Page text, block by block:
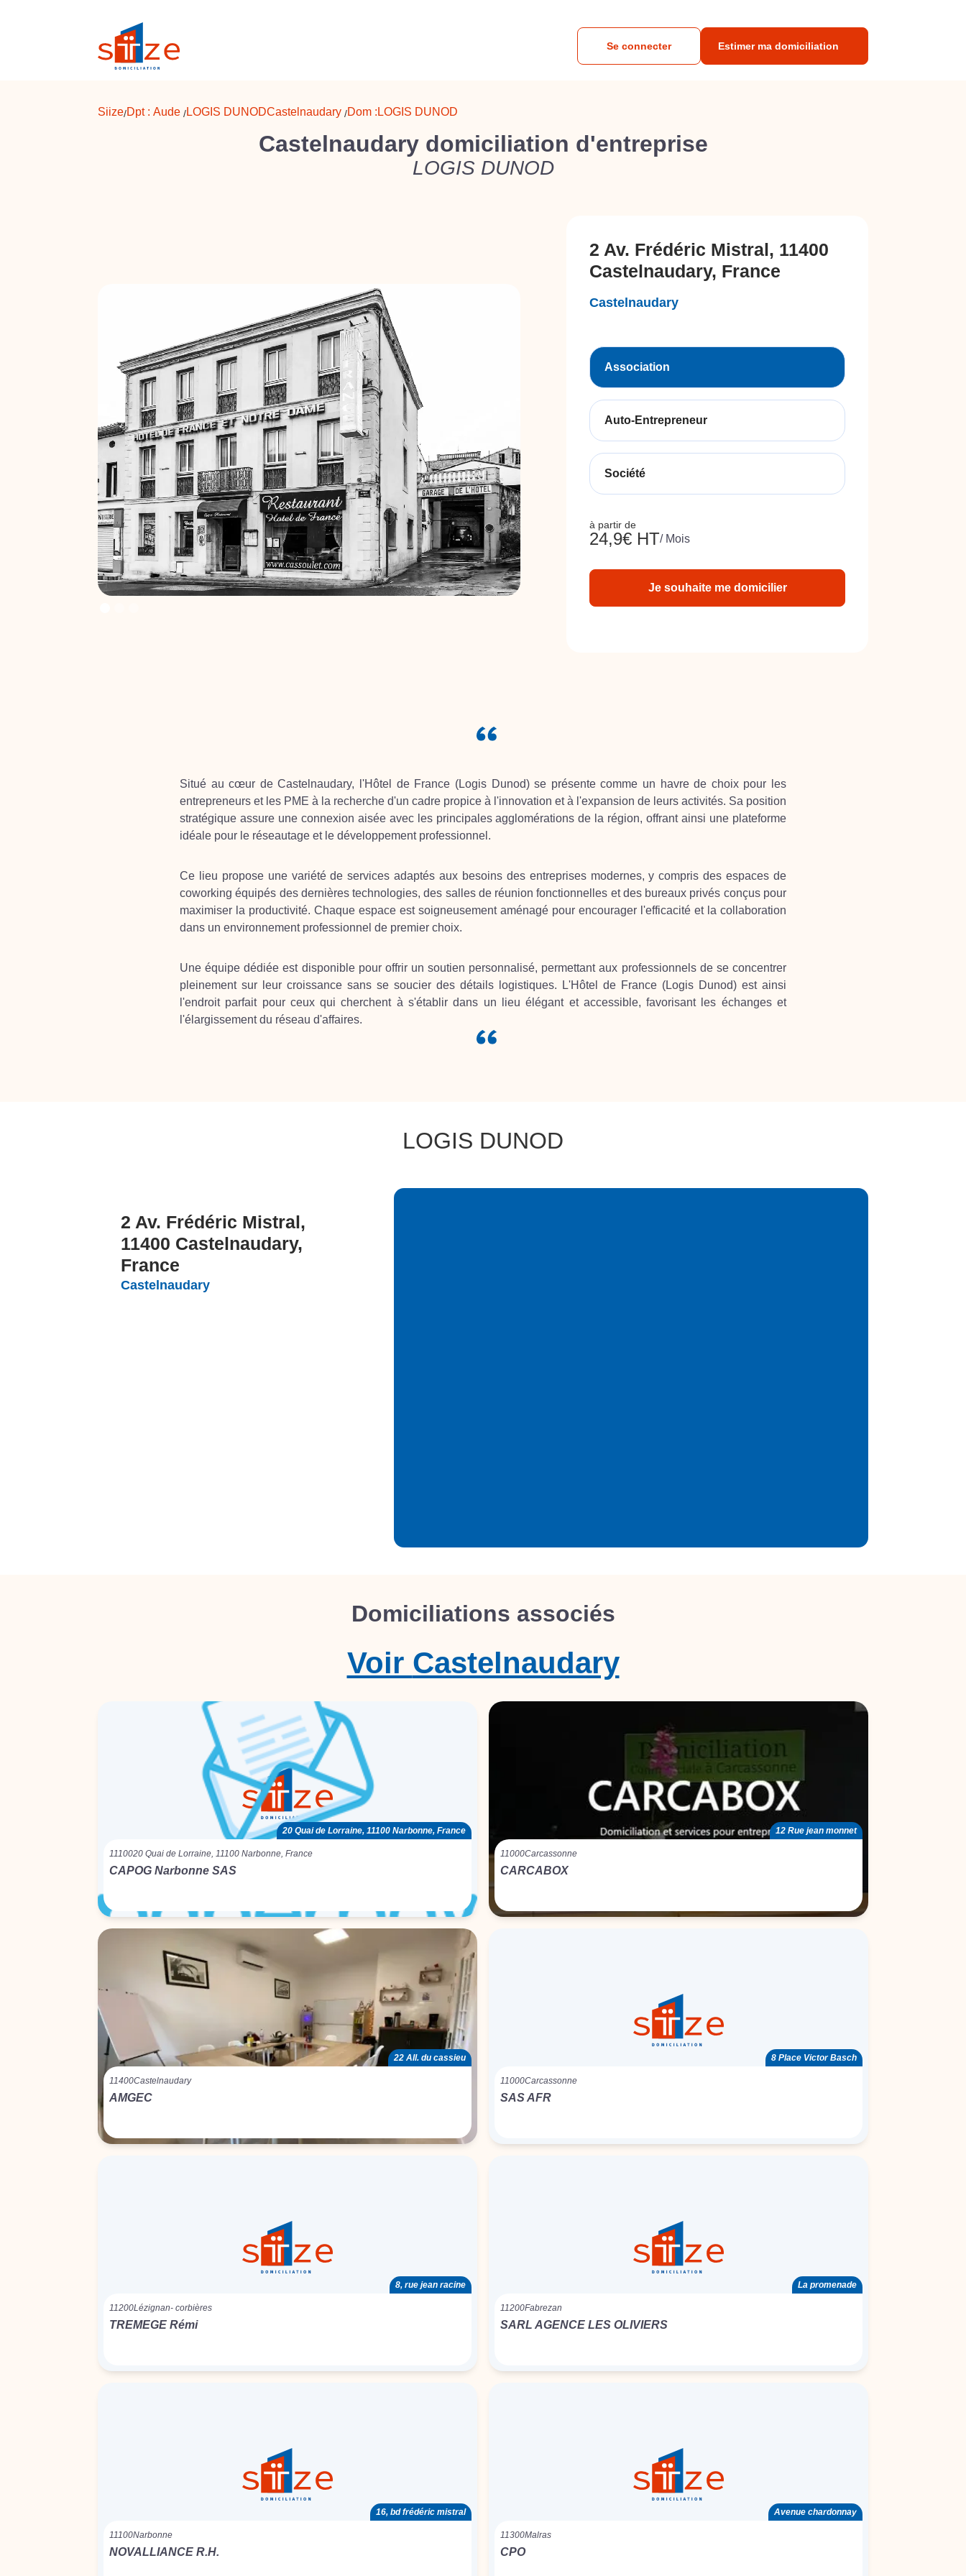
Se connecter Estimer ma domiciliation
Siize/Dpt : Aude /LOGIS DUNODCastelnaudary /Dom : LOGIS DUNOD
Castelnaudary domiciliation d'entreprise
LOGIS DUNOD
2 Av. Frédéric Mistral, 11400
Castelnaudary, France
Castelnaudary
Association
Auto-Entrepreneur
Société
à partir de
24,9€ HT/ Mois
Je souhaite me domicilier
Situé au cœur de Castelnaudary, l'Hôtel de France (Logis Dunod) se présente comme un havre de choix pour les
entrepreneurs et les PME à la recherche d'un cadre propice à l'innovation et à l'expansion de leurs activités. Sa position
stratégique assure une connexion aisée avec les principales agglomérations de la région, offrant ainsi une plateforme
idéale pour le réseautage et le développement professionnel.
Ce lieu propose une variété de services adaptés aux besoins des entreprises modernes, y compris des espaces de
coworking équipés des dernières technologies, des salles de réunion fonctionnelles et des bureaux privés conçus pour
maximiser la productivité. Chaque espace est soigneusement aménagé pour encourager l'efficacité et la collaboration
dans un environnement professionnel de premier choix.
Une équipe dédiée est disponible pour offrir un soutien personnalisé, permettant aux professionnels de se concentrer
pleinement sur leur croissance sans se soucier des détails logistiques. L'Hôtel de France (Logis Dunod) est ainsi
l'endroit parfait pour ceux qui cherchent à s'établir dans un lieu élégant et accessible, favorisant les échanges et
l'élargissement du réseau d'affaires.
LOGIS DUNOD
2 Av. Frédéric Mistral,
11400 Castelnaudary,
France
Castelnaudary
Domiciliations associés
Castelnaudary
Voir
20 Quai de Lorraine, 11100 Narbonne, France
1110020 Quai de Lorraine, 11100 Narbonne, France
CAPOG Narbonne SAS
12 Rue jean monnet
11000Carcassonne
CARCABOX
22 All. du cassieu
11400Castelnaudary
AMGEC
8 Place Victor Basch
11000Carcassonne
SAS AFR
8, rue jean racine
11200Lézignan- corbières
TREMEGE Rémi
La promenade
11200Fabrezan
SARL AGENCE LES OLIVIERS
16, bd frédéric mistral
11100Narbonne
NOVALLIANCE R.H.
Avenue chardonnay
11300Malras
CPO